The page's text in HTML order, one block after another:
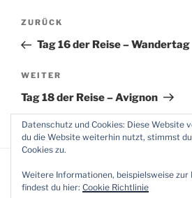
Beitragsnavigation
Vorheriger
Beitrag
ZURÜCK
Tag 16 der Reise – Wandertag
Nächster
Beitrag
WEITER
Tag 18 der Reise – Avignon
Datenschutz und Cookies: Diese Website
du die Website weiterhin nutzt, stimmst
Cookies zu.
Weitere Informationen, beispielsweise zur
findest du hier: Cookie Richtlinie